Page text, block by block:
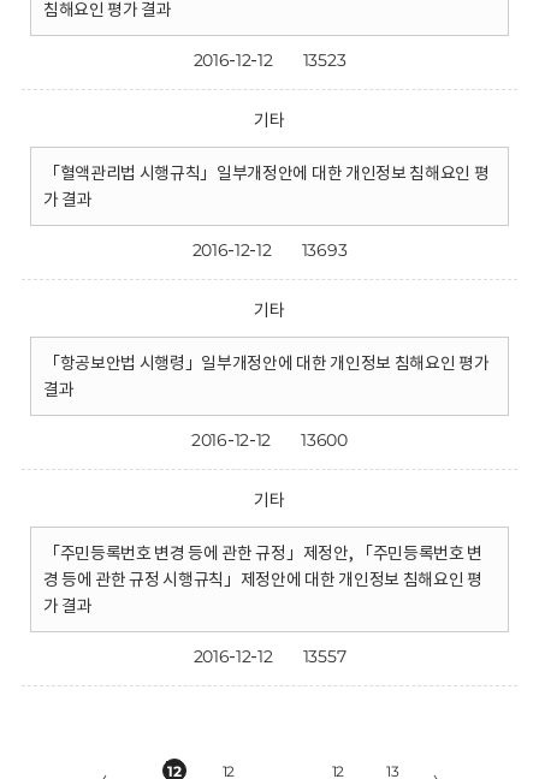
침해요인 평가 결과
2016-12-12 13523
기타
「혈액관리법 시행규칙」일부개정안에 대한 개인정보 침해요인 평
가 결과
2016-12-12 13693
기타
「항공보안법 시행령」일부개정안에 대한 개인정보 침해요인 평가
결과
2016-12-12 13600
기타
「주민등록번호 변경 등에 관한 규정」제정안, 「주민등록번호 변
경 등에 관한 규정 시행규칙」제정안에 대한 개인정보 침해요인 평
가 결과
2016-12-12 13557
12
12
12
13